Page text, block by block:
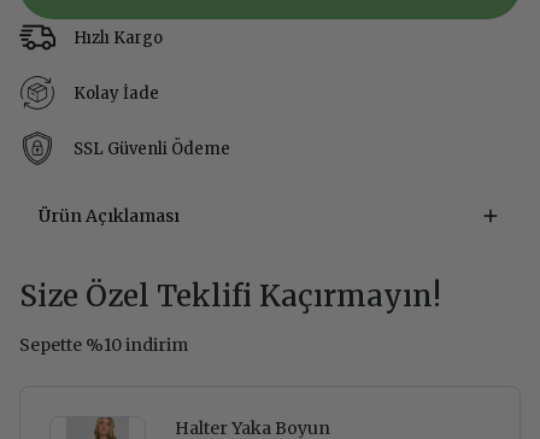
Hızlı Kargo
Kolay İade
SSL Güvenli Ödeme
Ürün Açıklaması
Size Özel Teklifi Kaçırmayın!
Sepette %10 indirim
Halter Yaka Boyun